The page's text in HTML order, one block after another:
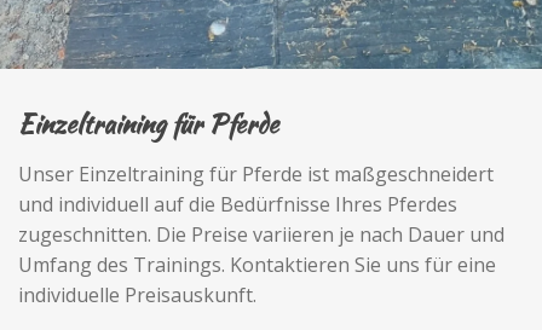
Einzeltraining für Pferde
Unser Einzeltraining für Pferde ist maßgeschneidert
und individuell auf die Bedürfnisse Ihres Pferdes
zugeschnitten. Die Preise variieren je nach Dauer und
Umfang des Trainings. Kontaktieren Sie uns für eine
individuelle Preisauskunft.